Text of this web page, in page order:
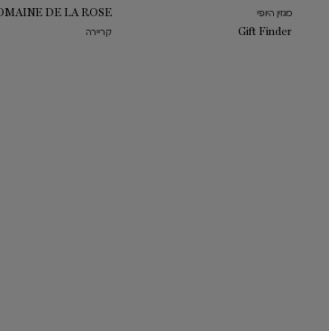
מגזין היופי
Gift Finder
DE LA ROSE
קריירה